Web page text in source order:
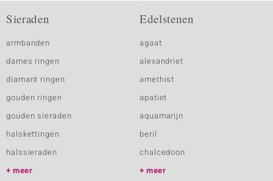
Sieraden
armbanden
dames ringen
diamant ringen
gouden ringen
gouden sieraden
halskettingen
halssieraden
meer
Edelstenen
agaat
alexandriet
amethist
apatiet
aquamarijn
beril
chalcedoon
meer